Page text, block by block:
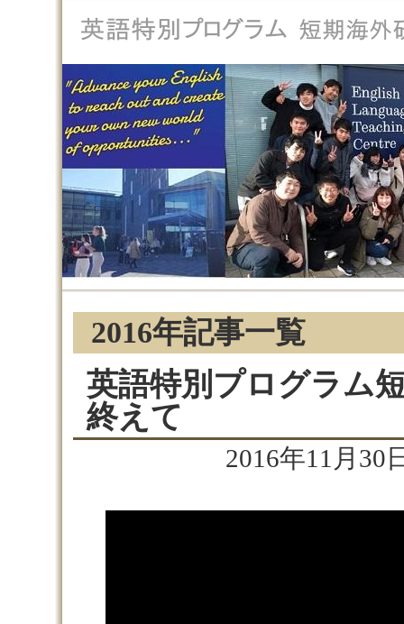
2016年記事一覧
英語特別プログラム
終えて
2016年11月30